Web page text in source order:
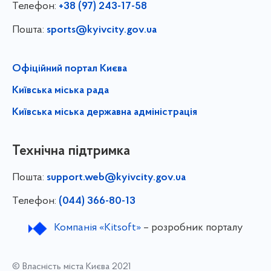
Телефон: +38 (97) 243-17-58
Пошта: sports@kyivcity.gov.ua
Офіційний портал Києва
Київська міська рада
Київська міська державна адміністрація
Технічна підтримка
Пошта: support.web@kyivcity.gov.ua
Телефон: (044) 366-80-13
Компанія «Kitsoft»– розробник порталу
© Власність міста Києва 2021